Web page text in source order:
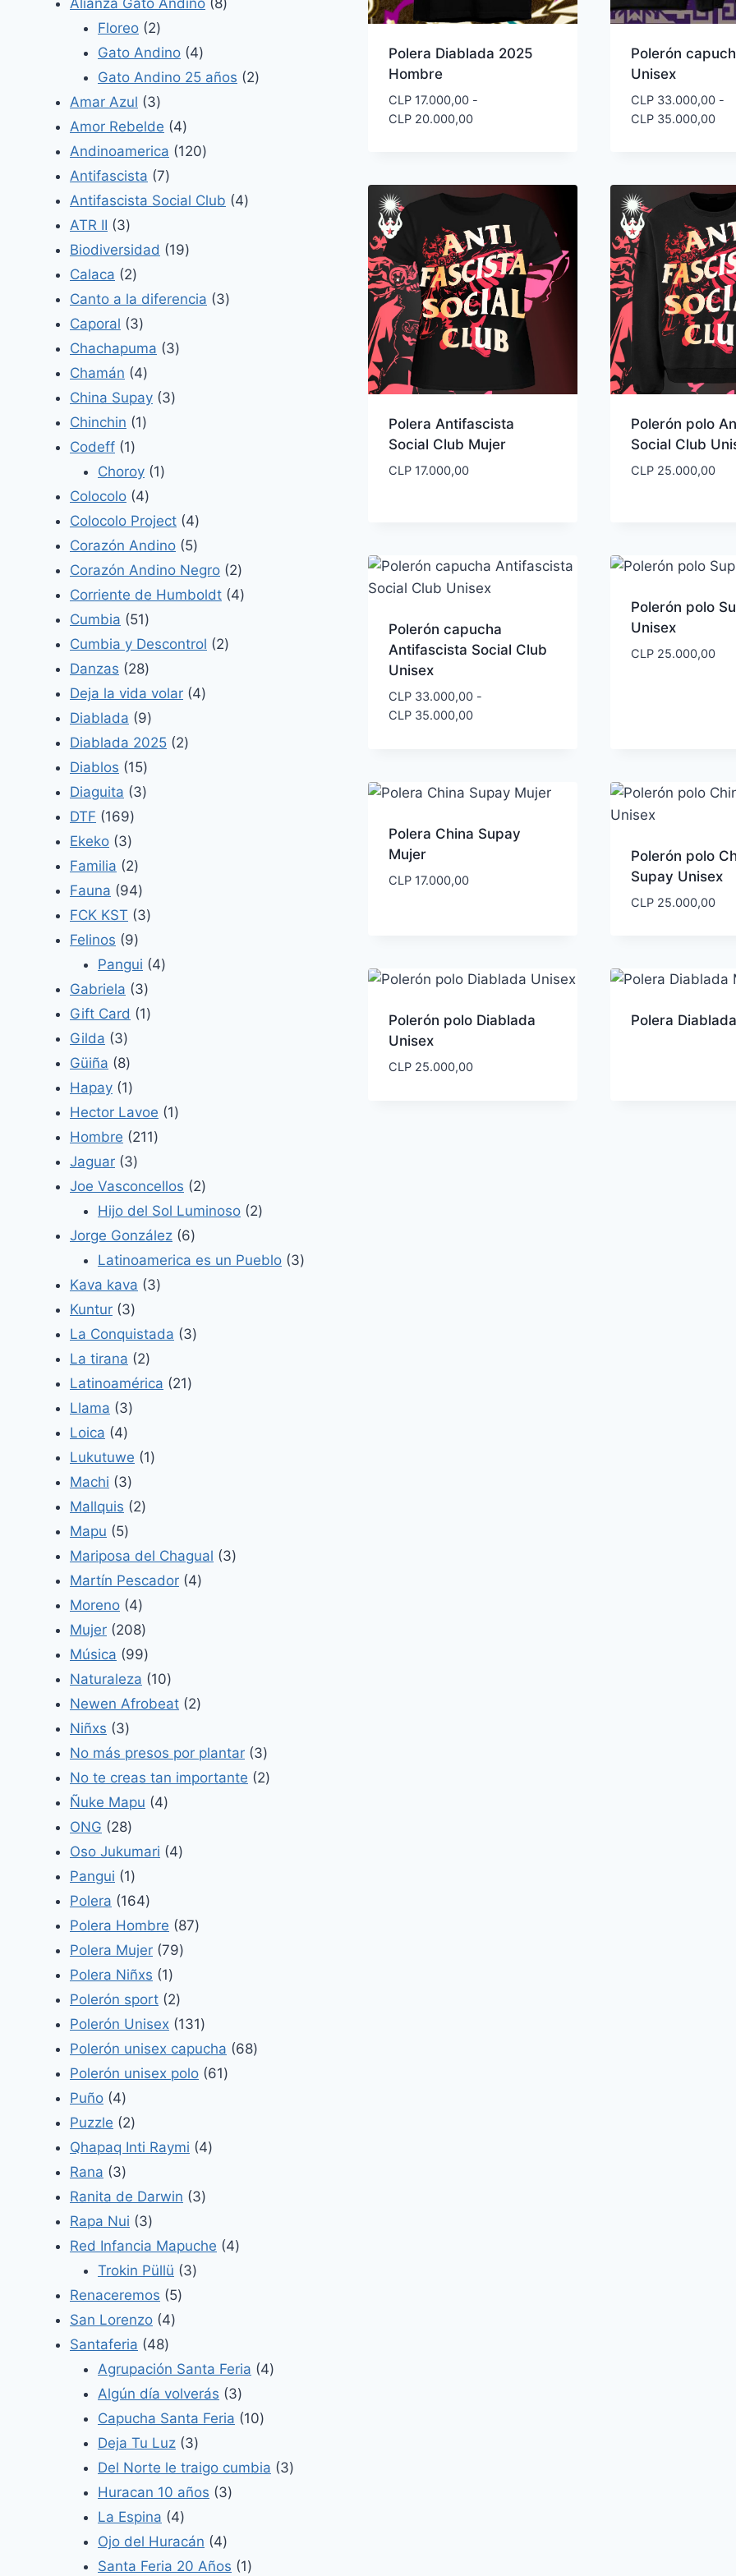
Polera Diablada 2025
Hombre
CLP17.000,00 -
CLP20.000,00Rango
CLP 17.000,00
CLP 20.000,00
Polerón
Unisex
CLP33.000,00 -
CLP35.000,00
Polera Antifascista
Social Club Mujer
CLP17.000,00
Polerón polo
Social Club
CLP25.000,00
Polerón capucha
Antifascista Social Club
Unisex
CLP33.000,00 -
CLP35.000,00Rango
CLP 33.000,00
CLP 35.000,00
Polerón polo
Unisex
CLP25.000,00
Polera China Supay
Mujer
CLP17.000,00
Polerón polo
Supay Unisex
CLP25.000,00
Polerón polo Diablada
Unisex
CLP25.000,00
Polera
Floreo 22
productos
Gato Andino 44
productos
Gato Andino 25 años 22
Amar Azul 33
productos
Amor Rebelde 44
productos
Andinoamerica 120120
Antifascista 77
productos
Antifascista Social Club 44
ATR II 33
productos
Biodiversidad 1919
Calaca 22
productos
Canto a la diferencia 33
Caporal 33
productos
Chachapuma 33
Chamán 44
productos
China Supay 33
Chinchin 11
Codeff 11
producto
Choroy 11
Colocolo 44
productos
Colocolo Project 44
productos
Corazón Andino 55
productos
Corazón Andino Negro 22
productos
Corriente de Humboldt 44
Cumbia 5151
productos
Cumbia y Descontrol 22
Danzas 2828
productos
Deja la vida volar 44
Diablada 99
productos
Diablada 2025 22
Diablos 1515
productos
Diaguita 33
DTF 169169
productos
Ekeko 33
productos
Familia 22
productos
Fauna 9494
productos
FCK KST 33
Felinos 99
productos
Pangui 44
Gabriela 33
productos
Gift Card 11
Gilda 33
productos
Güiña 88
productos
Hapay 11
producto
Hector Lavoe 11
Hombre 211211
Jaguar 33
productos
Joe Vasconcellos 22
productos
Hijo del Sol Luminoso 22
Jorge González 66
productos
Latinoamerica es un Pueblo 33
Kava kava 33
Kuntur 33
productos
La Conquistada 33
La tirana 22
productos
Latinoamérica 2121
Llama 33
Loica 44
productos
Lukutuwe 11
Machi 33
productos
Mallquis 22
Mapu 55
productos
Mariposa del Chagual 33
Martín Pescador 44
Moreno 44
productos
Mujer 208208
productos
Música 9999
productos
Naturaleza 1010
productos
Newen Afrobeat 22
Niñxs 33
productos
No más presos por plantar 33
productos
No te creas tan importante 22
Ñuke Mapu 44
ONG 2828
productos
Oso Jukumari 44
Pangui 11
producto
Polera 164164
productos
Polera Hombre 8787
Polera Mujer 7979
Polera Niñxs 11
producto
Polerón sport 22
productos
Polerón Unisex 131131
productos
Polerón unisex capucha 6868
Polerón unisex polo 6161
Puño 44
productos
Puzzle 22
productos
Qhapaq Inti Raymi 44
Rana 33
productos
Ranita de Darwin 33
Rapa Nui 33
productos
Red Infancia Mapuche 44
Trokin Püllü 33
Renaceremos 55
San Lorenzo 44
Santaferia 4848
productos
Agrupación Santa Feria 44
Algún día volverás 33
productos
Capucha Santa Feria 1010
Deja Tu Luz 33
productos
Del Norte le traigo cumbia 33
Huracan 10 años 33
La Espina 44
productos
Ojo del Huracán 44
productos
Santa Feria 20 Años 11